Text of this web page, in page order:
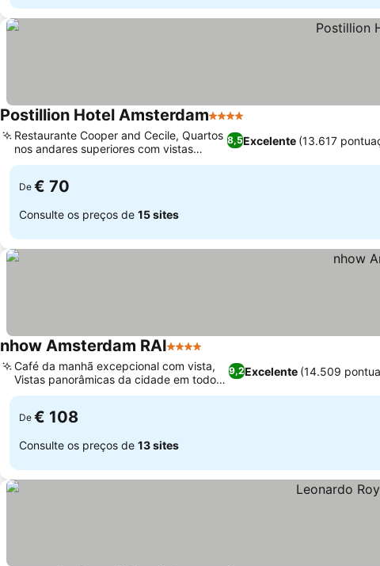
Postillion Hotel Amsterdam4 Estrelas
8,5Excelente (13.617
Restaurante Cooper and Cecile, Quartos
nos andares superiores com vistas
panorâmicas
De € 70
Consulte os preços de 15 sites
nhow Amsterdam RAI4 Estrelas
9,2Excelente (14.509
Café da manhã excepcional com vista,
Vistas panorâmicas da cidade em todos
os quartos
De € 108
Consulte os preços de 13 sites